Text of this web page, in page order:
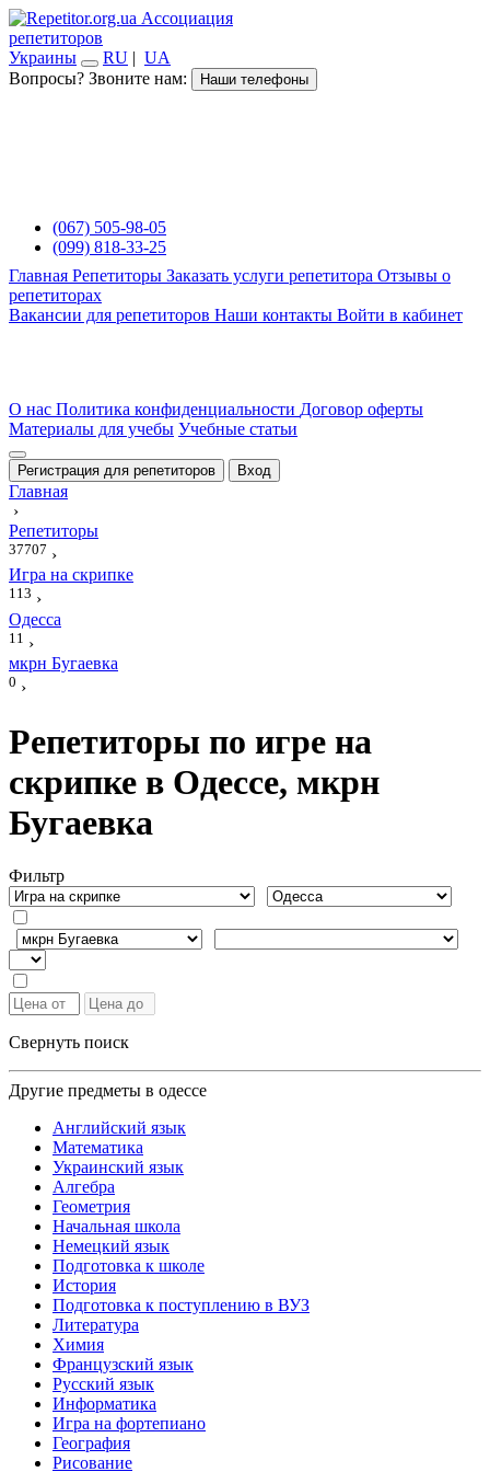
Ассоциация
репетиторов
Украины
RU | UA
Вопросы? Звоните нам:
Наши телефоны
(067) 505-98-05
(099) 818-33-25
Главная Репетиторы Заказать услуги репетитора Отзывы о
репетиторах
Вакансии для репетиторов Наши контакты Войти в кабинет
О нас Политика конфиденциальности Договор оферты
Материалы для учебы Учебные статьи
Регистрация для репетиторов Вход
Главная
›
Репетиторы
37707 ›
Игра на скрипке
113 ›
Одесса
11 ›
мкрн Бугаевка
0 ›
Репетиторы по игре на
скрипке в Одессе, мкрн
Бугаевка
Фильтр
Свернуть поиск
Другие предметы в одессе
Английский язык
Математика
Украинский язык
Алгебра
Геометрия
Начальная школа
Немецкий язык
Подготовка к школе
История
Подготовка к поступлению в ВУЗ
Литература
Химия
Французский язык
Русский язык
Информатика
Игра на фортепиано
География
Рисование